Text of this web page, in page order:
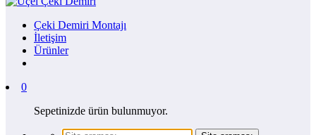
Çeki Demiri Montajı
İletişim
Ürünler
0
Sepetinizde ürün bulunmuyor.